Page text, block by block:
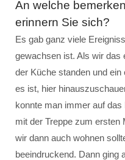
An welche
erinnern Sie sich?
Es gab ganz viele
gewachsen ist. Als wir das
der Küche standen und
es ist, hier
konnte man immer auf
mit der Treppe zum ersten
wir dann auch wohnen
beeindruckend. Dann ging